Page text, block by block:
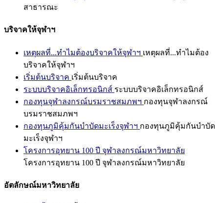
สาธารณะ
บริจาคให้จุฬาฯ
เหตุผลที่...ทำไมต้องบริจาคให้จุฬาฯ เหตุผลที่...ทำไมต้อง
บริจาคให้จุฬาฯ
เริ่มต้นบริจาค เริ่มต้นบริจาค
ระบบบริจาคอิเล็กทรอนิกส์ ระบบบริจาคอิเล็กทรอนิกส์
กองทุนจุฬาลงกรณ์บรมราชสมภพฯ กองทุนจุฬาลงกรณ์
บรมราชสมภพฯ
กองทุนภูมิคุ้มกันบำบัดมะเร็งจุฬาฯ กองทุนภูมิคุ้มกันบำบัด
มะเร็งจุฬาฯ
โครงการอุทยาน 100 ปี จุฬาลงกรณ์มหาวิทยาลัย
โครงการอุทยาน 100 ปี จุฬาลงกรณ์มหาวิทยาลัย
อัตลักษณ์มหาวิทยาลัย